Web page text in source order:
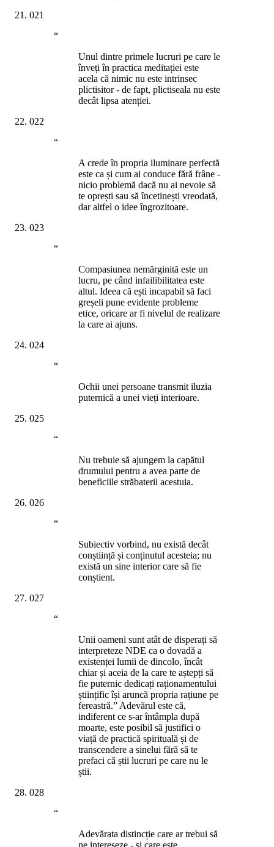
021
“
Unul dintre primele lucruri pe care le
înveți în practica meditației este
acela că nimic nu este intrinsec
plictisitor - de fapt, plictiseala nu este
decât lipsa atenției.
022
“
A crede în propria iluminare perfectă
este ca și cum ai conduce fără frâne -
nicio problemă dacă nu ai nevoie să
te oprești sau să încetinești vreodată,
dar altfel o idee îngrozitoare.
023
“
Compasiunea nemărginită este un
lucru, pe când infailibilitatea este
altul. Ideea că ești incapabil să faci
greșeli pune evidente probleme
etice, oricare ar fi nivelul de realizare
la care ai ajuns.
024
“
Ochii unei persoane transmit iluzia
puternică a unei vieți interioare.
025
“
Nu trebuie să ajungem la capătul
drumului pentru a avea parte de
beneficiile străbaterii acestuia.
026
“
Subiectiv vorbind, nu există decât
conștiință și conținutul acesteia; nu
există un sine interior care să fie
conștient.
027
“
Unii oameni sunt atât de disperați să
interpreteze NDE ca o dovadă a
existenței lumii de dincolo, încât
chiar și aceia de la care te aștepți să
fie puternic dedicați raționamentului
științific își aruncă propria rațiune pe
fereastră.” Adevărul este că,
indiferent ce s-ar întâmpla după
moarte, este posibil să justifici o
viață de practică spirituală și de
transcendere a sinelui fără să te
prefaci că știi lucruri pe care nu le
știi.
028
“
Adevărata distincție care ar trebui să
ne intereseze - și care este